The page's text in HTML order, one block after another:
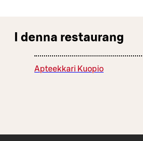
I denna restaurang
Apteekkari Kuopio